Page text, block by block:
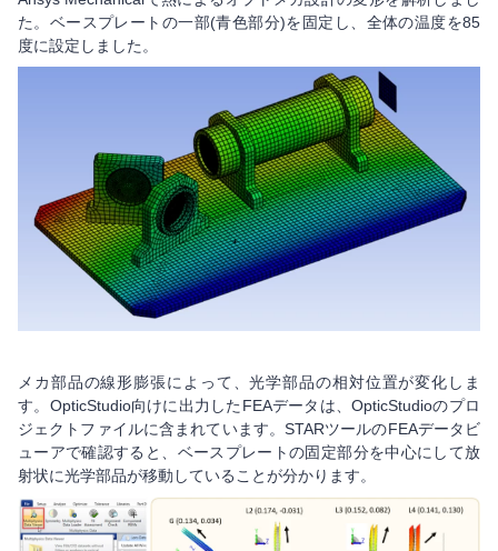
た。ベースプレートの一部(青色部分)を固定し、全体の温度を85
度に設定しました。
メカ部品の線形膨張によって、光学部品の相対位置が変化しま
す。OpticStudio向けに出力したFEAデータは、OpticStudioのプロ
ジェクトファイルに含まれています。STARツールのFEAデータビ
ューアで確認すると、ベースプレートの固定部分を中心にして放
射状に光学部品が移動していることが分かります。